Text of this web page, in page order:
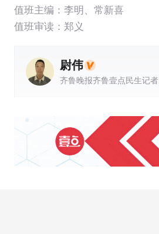
值班主编： 李明
常新喜
值班审读：郑义
尉伟
齐鲁晚报齐鲁壹点民生记者